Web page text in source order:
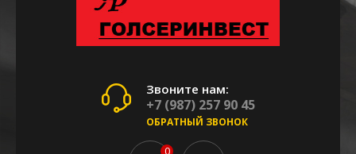
Звоните нам:
+7 (987) 257 90 45
ОБРАТНЫЙ ЗВОНОК
0